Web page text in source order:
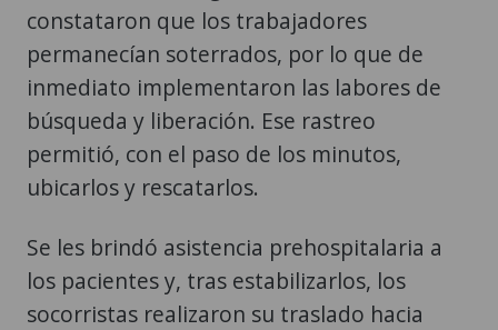
constataron que los trabajadores
permanecían soterrados, por lo que de
inmediato implementaron las labores de
búsqueda y liberación. Ese rastreo
permitió, con el paso de los minutos,
ubicarlos y rescatarlos.
Se les brindó asistencia prehospitalaria a
los pacientes y, tras estabilizarlos, los
socorristas realizaron su traslado hacia